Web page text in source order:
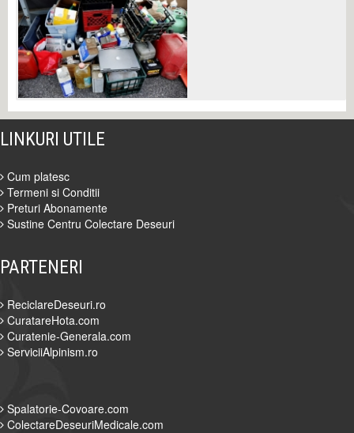
LINKURI UTILE
Cum platesc
Termeni si Conditii
Preturi Abonamente
Sustine Centru Colectare Deseuri
PARTENERI
ReciclareDeseuri.ro
CuratareHota.com
Curatenie-Generala.com
ServiciiAlpinism.ro
Spalatorie-Covoare.com
ColectareDeseuriMedicale.com